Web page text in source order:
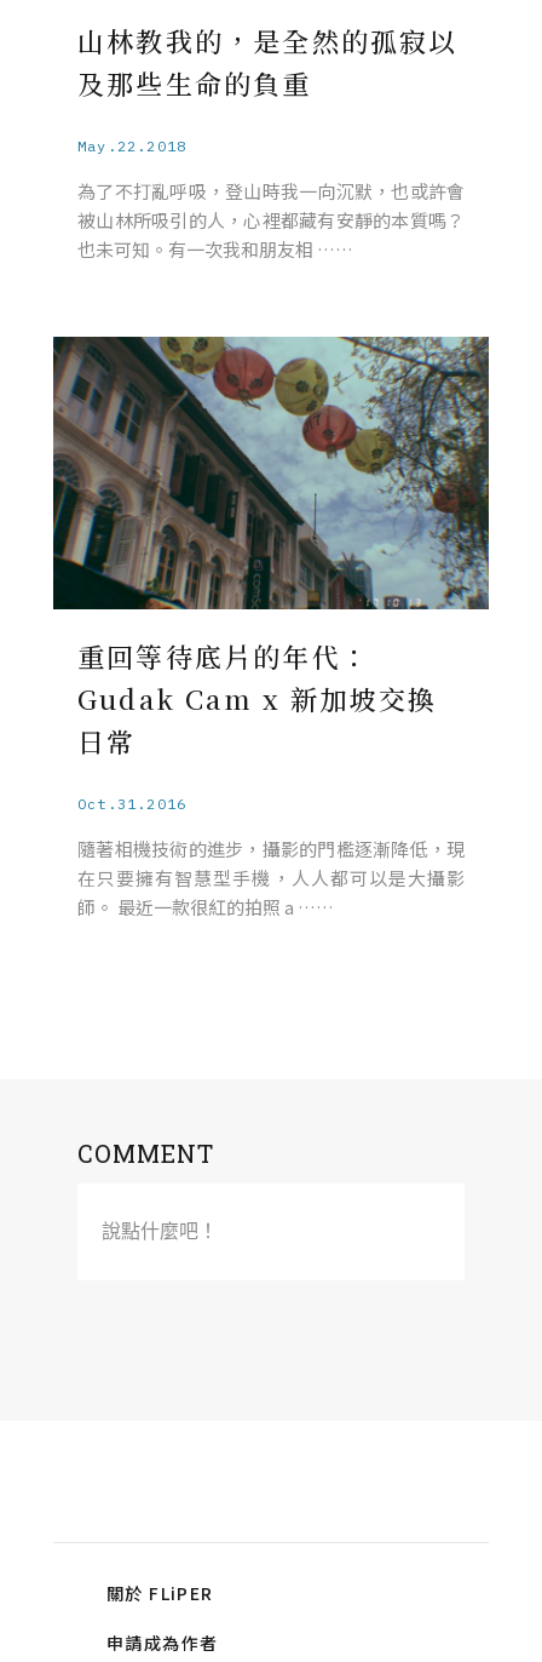
山林教我的，是全然的孤寂以
及那些生命的負重
May.22.2018
為了不打亂呼吸，登山時我一向沉默，也或許會
被山林所吸引的人，心裡都藏有安靜的本質嗎？
也未可知。有一次我和朋友相 ……
重回等待底片的年代：
Gudak Cam x 新加坡交換
日常
Oct.31.2016
隨著相機技術的進步，攝影的門檻逐漸降低，現
在只要擁有智慧型手機，人人都可以是大攝影
師。 最近一款很紅的拍照 a ……
COMMENT
說點什麼吧！
關於 FLiPER
申請成為作者